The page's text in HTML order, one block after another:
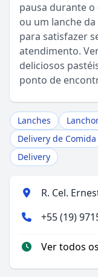
pausa durante o
ou um lanche
para satisfazer
atendimento.
deliciosos
ponto de
Lanches
Delivery de Comida
Delivery
R. Cel.
+55 (19)
Ver todos
Sou